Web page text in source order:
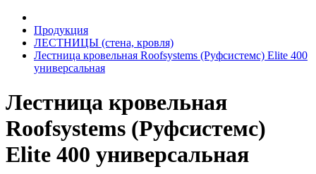
Продукция
ЛЕСТНИЦЫ (стена, кровля)
Лестница кровельная Roofsystems (Руфсистемс) Elite 400
универсальная
Лестница кровельная
Roofsystems (Руфсистемс)
Elite 400 универсальная